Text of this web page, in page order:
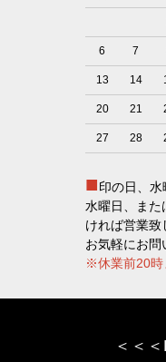
6 7
13 14
20 21
27 28
■印の日、水
水曜日、また
ければ営業致
お気軽にお問
※休業前20時
＜＜